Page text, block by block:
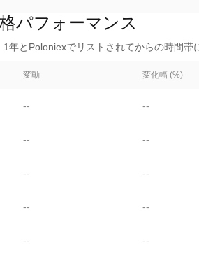
パフォーマンス
年とPoloniexでリストされてからの時間
変動 変化幅 (%)
-- --
-- --
-- --
-- --
-- --